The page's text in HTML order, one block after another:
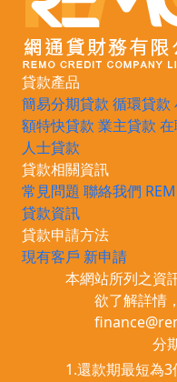
貸款產品
簡易分期貸款 循環貸款
額特快貸款 業主貸款
人士貸款
貸款相關資訊
常見問題 聯絡我們
貸款資訊
貸款申請方法
現有客戶 新申請
本網站所列之資
欲了解詳情
分
1.還款期最短為3